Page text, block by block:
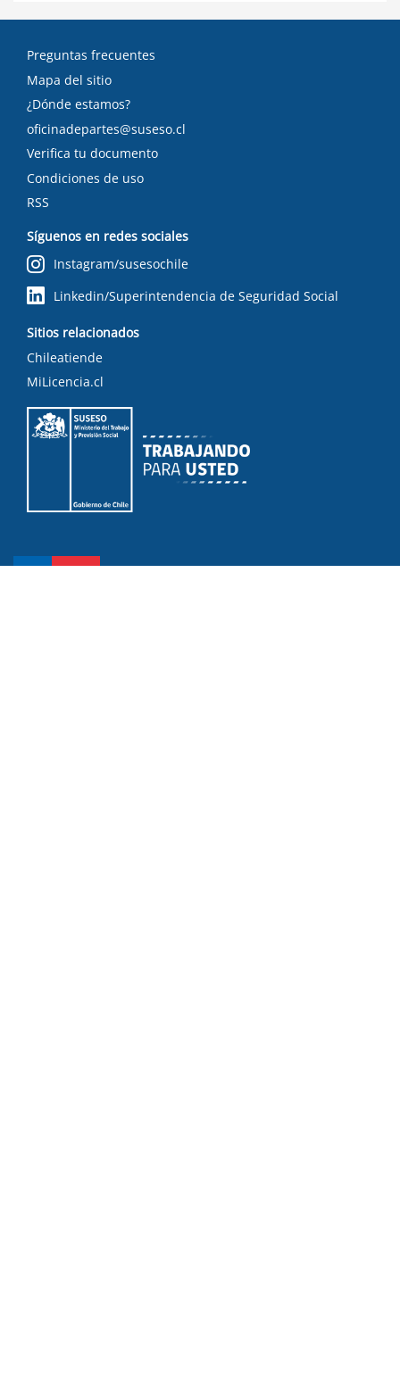
Preguntas frecuentes
Mapa del sitio
¿Dónde estamos?
oficinadepartes@suseso.cl
Verifica tu documento
Condiciones de uso
RSS
Síguenos en redes sociales
Instagram/susesochile
Linkedin/Superintendencia de Seguridad Social
Sitios relacionados
Chileatiende
MiLicencia.cl